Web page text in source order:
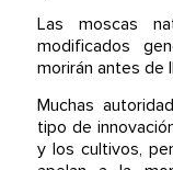
Las moscas
modificados
morirán antes de
Muchas
tipo de
y los cultivos,